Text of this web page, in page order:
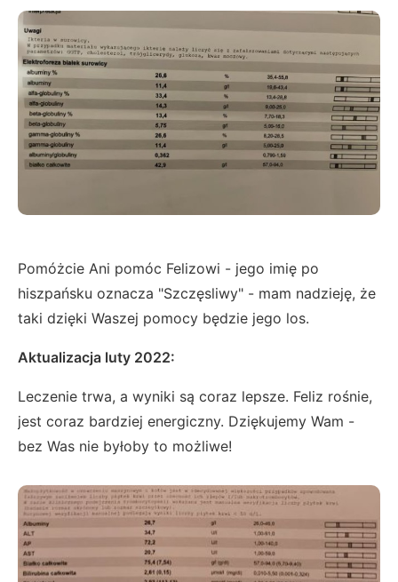
Pomóżcie Ani pomóc Felizowi - jego imię po
hiszpańsku oznacza "Szczęsliwy" - mam nadzieję, że
taki dzięki Waszej pomocy będzie jego los.
Aktualizacja luty 2022:
Leczenie trwa, a wyniki są coraz lepsze. Feliz rośnie,
jest coraz bardziej energiczny. Dziękujemy Wam -
bez Was nie byłoby to możliwe!